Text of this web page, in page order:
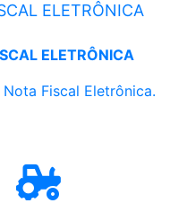
ELETRÔNICA
ELETRÔNICA
Fiscal Eletrônica.